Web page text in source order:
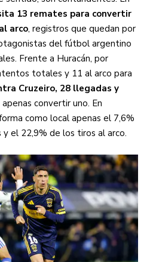
13 remates para convertir
arco, registros que quedan por
del fútbol argentino
Frente a Huracán, por
totales y 11 al arco para
Cruzeiro, 28 llegadas y
apenas convertir uno. En
como local apenas el 7,6%
el 22,9% de los tiros al arco.